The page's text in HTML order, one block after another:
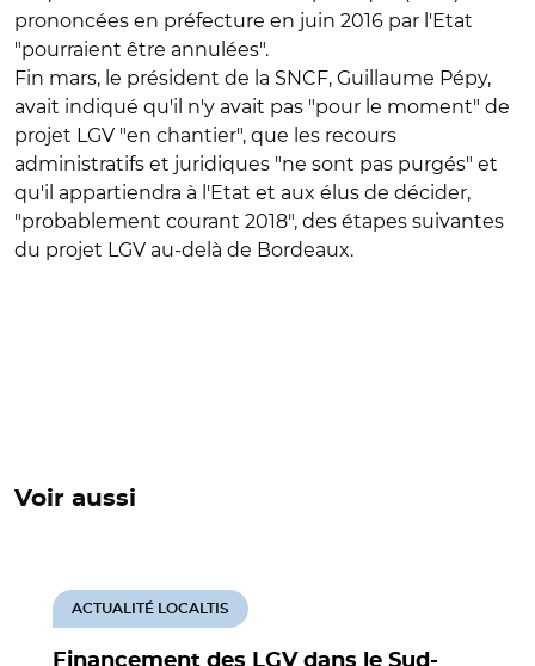
prononcées en préfecture en juin 2016 par l'Etat
"pourraient être annulées".
Fin mars, le président de la SNCF, Guillaume Pépy,
avait indiqué qu'il n'y avait pas "pour le moment" de
projet LGV "en chantier", que les recours
administratifs et juridiques "ne sont pas purgés" et
qu'il appartiendra à l'Etat et aux élus de décider,
"probablement courant 2018", des étapes suivantes
du projet LGV au-delà de Bordeaux.
Voir aussi
Financement des LGV dans le Sud-
ACTUALITÉ LOCALTIS